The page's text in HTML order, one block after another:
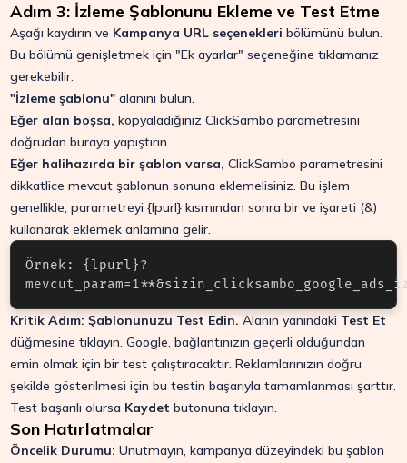
Adım 3: İzleme Şablonunu Ekleme ve Test Etme
Aşağı kaydırın ve Kampanya URL seçenekleri bölümünü bulun.
Bu bölümü genişletmek için "Ek ayarlar" seçeneğine tıklamanız
gerekebilir.
"İzleme şablonu" alanını bulun.
Eğer alan boşsa, kopyaladığınız ClickSambo parametresini
doğrudan buraya yapıştırın.
Eğer halihazırda bir şablon varsa, ClickSambo parametresini
dikkatlice mevcut şablonun sonuna eklemelisiniz. Bu işlem
genellikle, parametreyi{lpurl} kısmından sonra bir ve işareti (&)
kullanarak eklemek anlamına gelir.
Örnek: {lpurl}?
Kritik Adım: Şablonunuzu Test Edin. Alanın yanındaki Test Et
düğmesine tıklayın. Google, bağlantınızın geçerli olduğundan
emin olmak için bir test çalıştıracaktır. Reklamlarınızın doğru
şekilde gösterilmesi için bu testin başarıyla tamamlanması şarttır.
Test başarılı olursa Kaydet butonuna tıklayın.
Son Hatırlatmalar
Öncelik Durumu: Unutmayın, kampanya düzeyindeki bu şablon